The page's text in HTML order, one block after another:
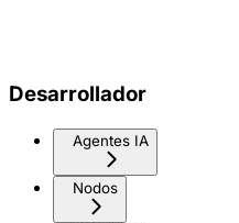
Desarrollador
Agentes IA
Nodos